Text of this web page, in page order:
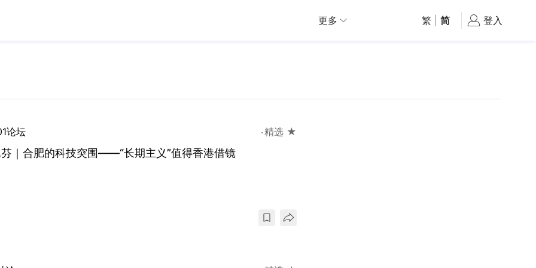
更多 繁 简 登入
论坛 精选 ★
｜合肥的科技突围——“长期主义”值得香港借镜